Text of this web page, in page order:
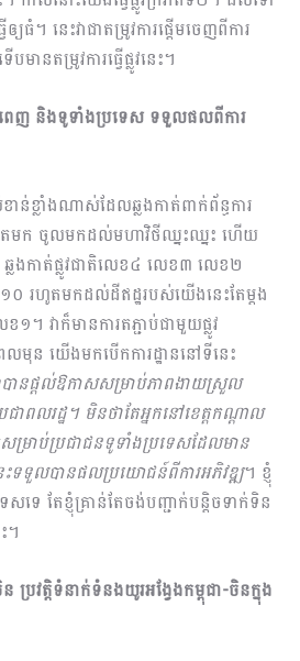
ឲ្យធំ។ នេះវាជាតម្រូវការផ្ដើមចេញពីការ
ានតម្រូវការធ្វើផ្លូវនេះ។
ពេញ និងទូទាំងប្រទេស ទទួលផលពីការ
ាន់ខ្លាំងណាស់ដែលឆ្លងកាត់ពាក់ព័ន្ធការ
តមក ចូលមកដល់មហាវិថីឈ្នះឈ្នះ ហើយ
លងកាត់ផ្លូវជាតិលេខ៤ លេខ៣ លេខ២
ហូតមកដល់ដីឥដ្ឋរបស់យើងនេះតែម្ដង
១។ វាក៏មានការតភ្ជាប់ជាមួយផ្លូវ
ន យើងមកបើកការដ្ឋាននៅទីនេះ
បានផ្ដល់ឱកាសសម្រាប់ភាពងាយស្រួល
ាពលរដ្ឋ។ មិនថាតែអ្នកនៅខេត្តកណ្ដាល
ម្រាប់ប្រជាជនទូទាំងប្រទេសដែលមាន
នេះទទួលបានផលប្រយោជន៍ពីការអភិវឌ្ឍ។ ខ្ញុំ
សទេ តែខ្ញុំគ្រាន់តែចង់បញ្ជាក់បន្តិចទាក់ទិន
។
រវត្តិទំនាក់ទំនងយូរអង្វែងកម្ពុជា-ចិនក្នុង